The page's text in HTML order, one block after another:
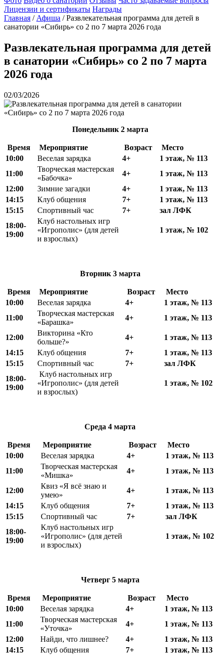
Лицензии и сертификаты Награды
Главная / Афиша /Развлекательная программа для детей в
санатории «Сибирь» со 2 по 7 марта 2026 года
Развлекательная программа для детей
в санатории «Сибирь» со 2 по 7 марта
2026 года
02/03/2026
Понедельник 2 марта
Время Мероприятие Возраст
Место
10:00
Веселая зарядка 4+
1 этаж, № 113
11:00
Творческая мастерская
«Бабочка»
4+
1 этаж, № 113
12:00
Зимние загадки 4+
1 этаж, № 113
14:15
Клуб общения 7+
1 этаж, № 113
15:15
Спортивный час 7+
зал ЛФК
18:00-
19:00
Клуб настольных игр
«Игрополис» (для детей
и взрослых)
1 этаж, № 102
Вторник 3 марта
Время Мероприятие Возраст
Место
10:00
Веселая зарядка 4+
1 этаж, № 113
11:00
Творческая мастерская
«Барашка»
4+ 1 этаж, № 113
12:00
Викторина «Кто
больше?»
4+
1 этаж, № 113
14:15
Клуб общения 7+
1 этаж, № 113
15:15 Спортивный час 7+
зал ЛФК
18:00-
19:00
Клуб настольных игр
«Игрополис» (для детей
и взрослых)
1 этаж, № 102
Среда 4 марта
Время Мероприятие Возраст
Место
10:00
Веселая зарядка 4+
1 этаж, № 113
11:00
Творческая мастерская
«Мишка»
4+ 1 этаж, № 113
12:00
Квиз «Я всё знаю и
умею»
4+
1 этаж, № 113
14:15 Клуб общения 7+
1 этаж, № 113
15:15 Спортивный час 7+
зал ЛФК
18:00-
19:00
Клуб настольных игр
«Игрополис» (для детей
и взрослых)
1 этаж, № 102
Четверг5 марта
Время Мероприятие Возраст
Место
10:00
Веселая зарядка 4+
1 этаж, № 113
11:00
Творческая мастерская
«Уточка»
4+
1 этаж, № 113
12:00 Найди, что лишнее? 4+
1 этаж, № 113
14:15 Клуб общения 7+ 1 этаж, № 113